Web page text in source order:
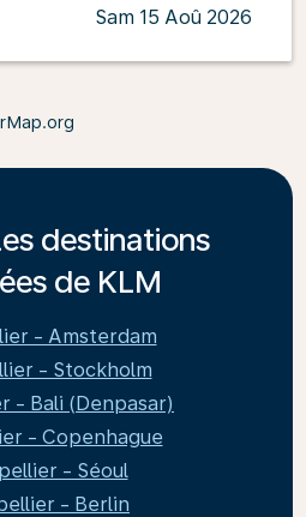
Sam 15 Aoû 2026
destinations
de KLM
- Amsterdam
- Stockholm
- Bali (Denpasar)
- Copenhague
- Séoul
- Berlin